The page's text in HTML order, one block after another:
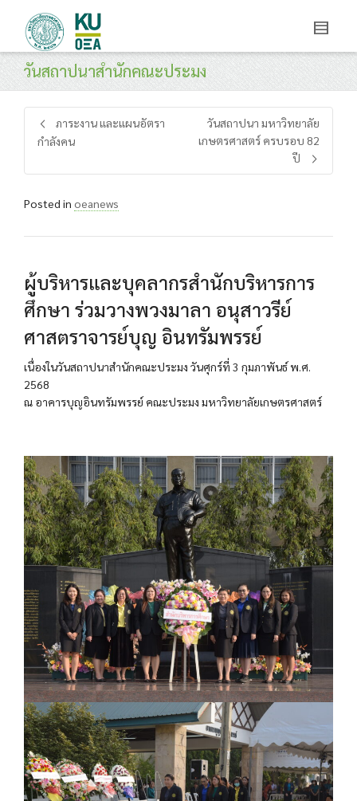
วันสถาปนาสำนักคณะประมง
ภาระงาน และแผนอัตรา
กำลังคน
วันสถาปนา มหาวิทยาลัย
เกษตรศาสตร์ ครบรอบ 82
ปี
Posted in oeanews
ผู้บริหารและบุคลากรสำนักบริหารการ
ศึกษา ร่วมวางพวงมาลา อนุสาวรีย์
ศาสตราจารย์บุญ อินทรัมพรรย์
เนื่องในวันสถาปนาสำนักคณะประมง วันศุกร์ที่ 3 กุมภาพันธ์ พ.ศ.
2568
ณ อาคารบุญอินทรัมพรรย์ คณะประมง มหาวิทยาลัยเกษตรศาสตร์